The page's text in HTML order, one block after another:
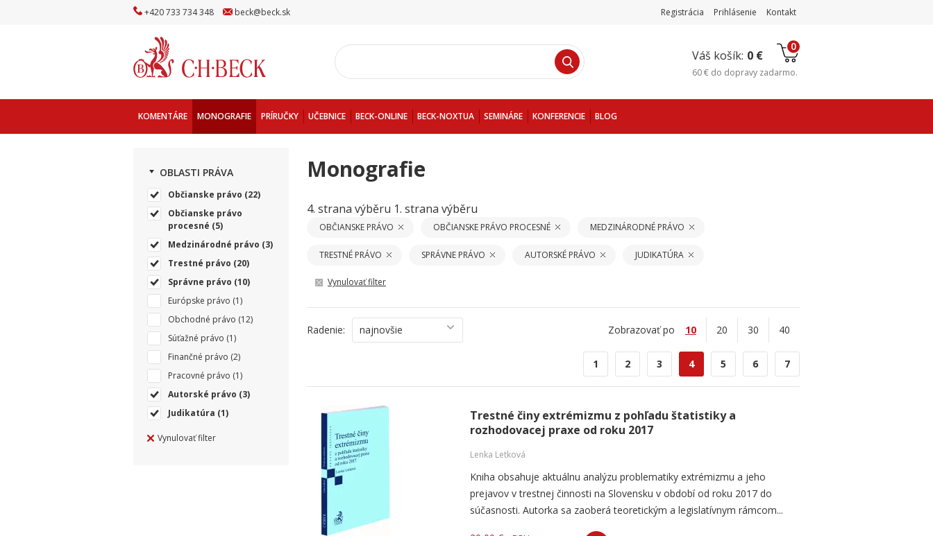
+420733 734348 beck@beck.sk Registrácia Prihlásenie Kontakt
Váš košík: 0 €
0
60 € do dopravy zadarmo.
KOMENTÁRE MONOGRAFIE PRÍRUČKY UČEBNICE BECK-ONLINE BECK-NOXTUA SEMINÁRE KONFERENCIE BLOG
OBLASTI PRÁVA
Občianske právo (22)
Občianske právo
procesné (5)
Medzinárodné právo (3)
Trestné právo (20)
Správne právo (10)
Európske právo (1)
Obchodné právo (12)
Súťažné právo (1)
Finančné právo (2)
Pracovné právo (1)
Autorské právo (3)
Judikatúra (1)
Vynulovať filter
Monografie
4. strana výběru 1. strana výběru
OBČIANSKE PRÁVO OBČIANSKE PRÁVO PROCESNÉ MEDZINÁRODNÉ PRÁVO
TRESTNÉ PRÁVO SPRÁVNE PRÁVO AUTORSKÉ PRÁVO JUDIKATÚRA
Vynulovať filter
Radenie: najnovšie Zobrazovať po 10 20 30 40
1 2 3 4 5 6 7
Trestné činy extrémizmu z pohľadu štatistiky a
rozhodovacej praxe od roku 2017
Lenka Letková
Kniha obsahuje aktuálnu analýzu problematiky extrémizmu a jeho
prejavov v trestnej činnosti na Slovensku v období od roku 2017 do
súčasnosti. Autorka sa zaoberá teoretickým a legislatívnym rámcom...